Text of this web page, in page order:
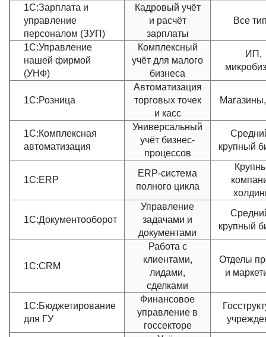
1С:Зарплата и
управление
персоналом (ЗУП)
Кадровый учёт
и расчёт
зарплаты
Все
1С:Управление
нашей фирмой
(УНФ)
Комплексный
учёт для малого
бизнеса
ИП,
1С:Розница
Автоматизация
торговых точек
и касс
1С:Комплексная
автоматизация
Универсальный
учёт бизнес-
процессов
крупный
1С:ERP
ERP-система
полного цикла
1С:Документооборот
Управление
задачами и
документами
крупный
1С:CRM
Работа с
клиентами,
лидами,
сделками
Отделы
и
1С:Бюджетирование
для ГУ
Финансовое
управление в
госсекторе